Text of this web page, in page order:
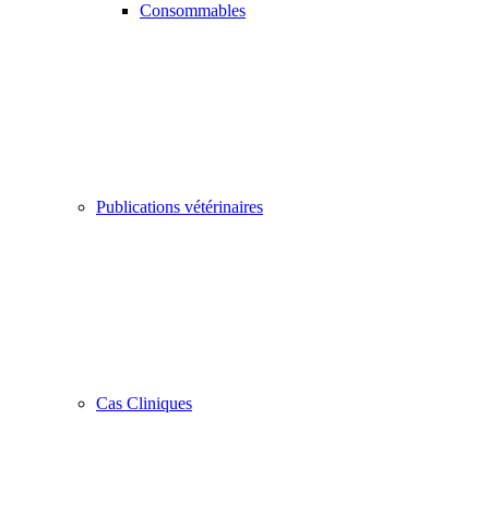
Consommables
Publications vétérinaires
Cas Cliniques